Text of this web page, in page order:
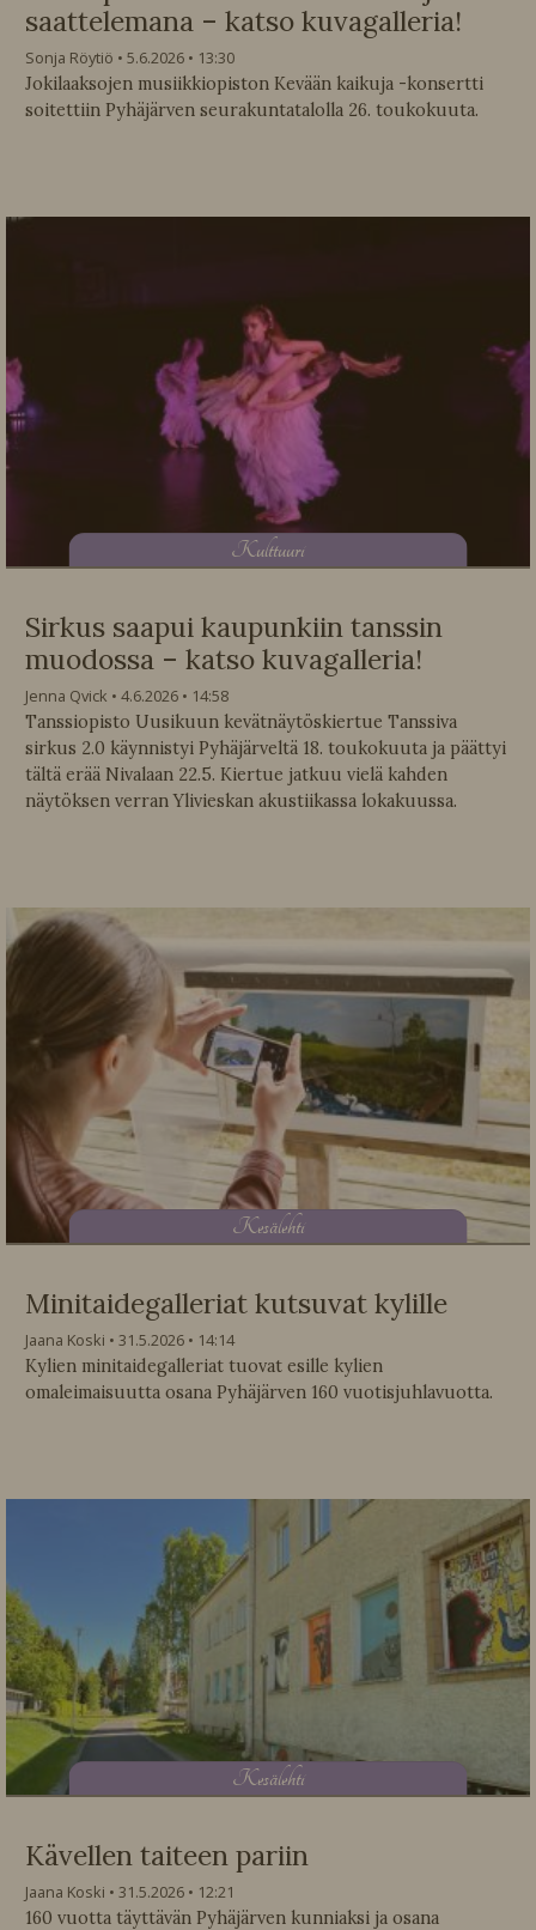
saattelemana – katso kuvagalleria!
Sonja Röytiö 5.6.2026
13:30
Jokilaaksojen musiikkiopiston Kevään kaikuja -konsertti
soitettiin Pyhäjärven seurakuntatalolla 26. toukokuuta.
Kulttuuri
Sirkus saapui kaupunkiin tanssin
muodossa – katso kuvagalleria!
Jenna Qvick 4.6.2026
14:58
Tanssiopisto Uusikuun kevätnäytöskiertue Tanssiva
sirkus 2.0 käynnistyi Pyhäjärveltä 18. toukokuuta ja päättyi
tältä erää Nivalaan 22.5. Kiertue jatkuu vielä kahden
näytöksen verran Ylivieskan akustiikassa lokakuussa.
Kesälehti
Minitaidegalleriat kutsuvat kylille
Jaana Koski 31.5.2026
14:14
Kylien minitaidegalleriat tuovat esille kylien
omaleimaisuutta osana Pyhäjärven 160 vuotisjuhlavuotta.
Kesälehti
Kävellen taiteen pariin
Jaana Koski 31.5.2026
12:21
160 vuotta täyttävän Pyhäjärven kunniaksi ja osana